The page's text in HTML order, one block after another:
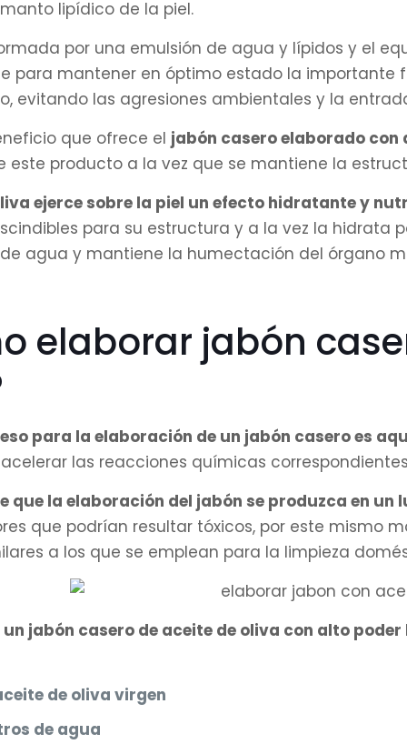
lipídico de la piel.
por una emulsión de agua y lípidos y el
para mantener en óptimo estado la importante
evitando las agresiones ambientales y la
que ofrece el jabón casero elaborado con
este producto a la vez que se mantiene la
ejerce sobre la piel un efecto hidratante y
para su estructura y a la vez la hidrata
agua y mantiene la humectación del órgano
elaborar jabón
para la elaboración de un jabón casero es
las reacciones químicas
que la elaboración del jabón se produzca en
que podrían resultar tóxicos, por este mismo
a los que se emplean para la limpieza
jabón casero de aceite de oliva con alto
de oliva virgen
de agua